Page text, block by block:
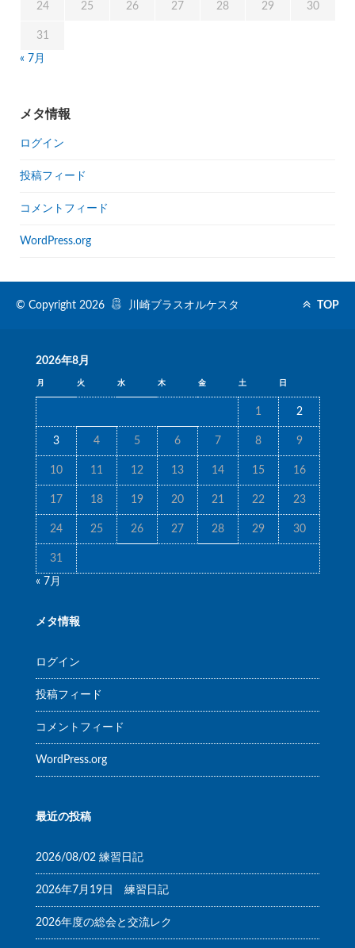
24 25 26 27 28 29 30
31
« 7月
メタ情報
ログイン
投稿フィード
コメントフィード
WordPress.org
© Copyright 2026 川崎ブラスオルケスタ TOP
2026年8月
月 火 水 木 金 土 日
1 2
3 4 5 6 7 8 9
10 11 12 13 14 15 16
17 18 19 20 21 22 23
24 25 26 27 28 29 30
31
« 7月
メタ情報
ログイン
投稿フィード
コメントフィード
WordPress.org
最近の投稿
2026/08/02 練習日記
2026年7月19日 練習日記
2026年度の総会と交流レク